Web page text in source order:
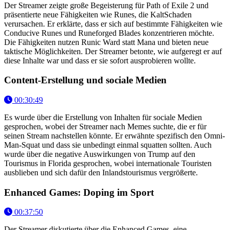
Der Streamer zeigte große Begeisterung für Path of Exile 2 und
präsentierte neue Fähigkeiten wie Runes, die KaltSchaden
verursachen. Er erklärte, dass er sich auf bestimmte Fähigkeiten wie
Conducive Runes und Runeforged Blades konzentrieren möchte.
Die Fähigkeiten nutzen Runic Ward statt Mana und bieten neue
taktische Möglichkeiten. Der Streamer betonte, wie aufgeregt er auf
diese Inhalte war und dass er sie sofort ausprobieren wollte.
Content-Erstellung und sociale Medien
00:30:49
Es wurde über die Erstellung von Inhalten für sociale Medien
gesprochen, wobei der Streamer nach Memes suchte, die er für
seinen Stream nachstellen könnte. Er erwähnte spezifisch den Omni-
Man-Squat und dass sie unbedingt einmal squatten sollten. Auch
wurde über die negative Auswirkungen von Trump auf den
Tourismus in Florida gesprochen, wobei internationale Touristen
ausblieben und sich dafür den Inlandstourismus vergrößerte.
Enhanced Games: Doping im Sport
00:37:50